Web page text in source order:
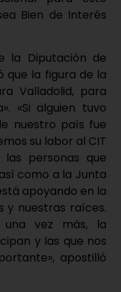
Bien de Interés
la Diputación de
que la figura de la
Valladolid, para
«Si alguien tuvo
nuestro país fue
su labor al CIT
personas que
como a la Junta
apoyando en la
y nuestras raíces.
vez más, la
y las que nos
apostilló